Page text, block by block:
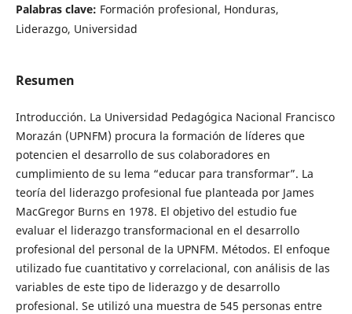
Palabras clave: Formación profesional, Honduras,
Liderazgo, Universidad
Resumen
Introducción. La Universidad Pedagógica Nacional Francisco
Morazán (UPNFM) procura la formación de líderes que
potencien el desarrollo de sus colaboradores en
cumplimiento de su lema “educar para transformar”. La
teoría del liderazgo profesional fue planteada por James
MacGregor Burns en 1978. El objetivo del estudio fue
evaluar el liderazgo transformacional en el desarrollo
profesional del personal de la UPNFM. Métodos. El enfoque
utilizado fue cuantitativo y correlacional, con análisis de las
variables de este tipo de liderazgo y de desarrollo
profesional. Se utilizó una muestra de 545 personas entre